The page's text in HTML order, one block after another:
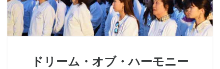
ドリーム・オブ・ハーモニー